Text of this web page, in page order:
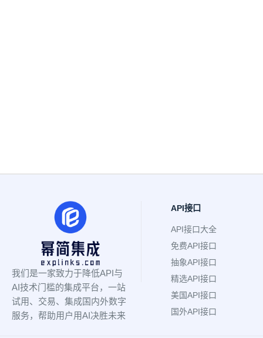
我们是一家致力于降低API与
AI技术门槛的集成平台，一站
试用、交易、集成国内外数字
服务，帮助用户用AI决胜未来
API接口
API接口大全
免费API接口
抽象API接口
精选API接口
美国API接口
国外API接口